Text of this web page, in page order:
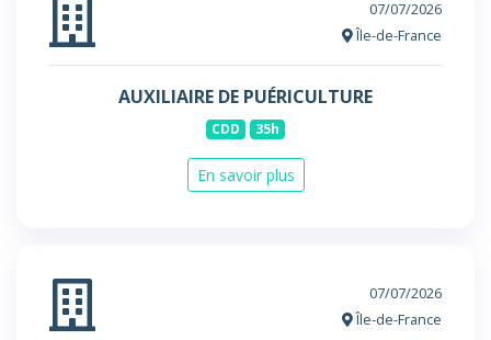
07/07/2026
Île-de-France
AUXILIAIRE DE PUÉRICULTURE
CDD 35h
En savoir plus
07/07/2026
Île-de-France